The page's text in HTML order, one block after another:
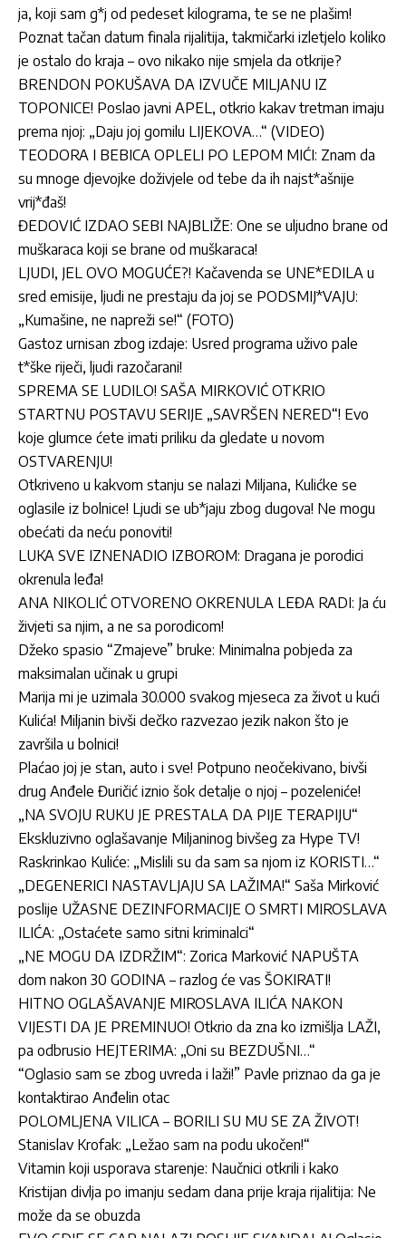
ja, koji sam g*j od pedeset kilograma, te se ne plašim!
Poznat tačan datum finala rijalitija, takmičarki izletjelo koliko
je ostalo do kraja – ovo nikako nije smjela da otkrije?
BRENDON POKUŠAVA DA IZVUČE MILJANU IZ
TOPONICE! Poslao javni APEL, otkrio kakav tretman imaju
prema njoj: „Daju joj gomilu LIJEKOVA…“ (VIDEO)
TEODORA I BEBICA OPLELI PO LEPOM MIĆI: Znam da
su mnoge djevojke doživjele od tebe da ih najst*ašnije
vrij*đaš!
ĐEDOVIĆ IZDAO SEBI NAJBLIŽE: One se uljudno brane od
muškaraca koji se brane od muškaraca!
LJUDI, JEL OVO MOGUĆE?! Kačavenda se UNE*EDILA u
sred emisije, ljudi ne prestaju da joj se PODSMIJ*VAJU:
„Kumašine, ne napreži se!“ (FOTO)
Gastoz urnisan zbog izdaje: Usred programa uživo pale
t*ške riječi, ljudi razočarani!
SPREMA SE LUDILO! SAŠA MIRKOVIĆ OTKRIO
STARTNU POSTAVU SERIJE „SAVRŠEN NERED“! Evo
koje glumce ćete imati priliku da gledate u novom
OSTVARENJU!
Otkriveno u kakvom stanju se nalazi Miljana, Kulićke se
oglasile iz bolnice! Ljudi se ub*jaju zbog dugova! Ne mogu
obećati da neću ponoviti!
LUKA SVE IZNENADIO IZBOROM: Dragana je porodici
okrenula leđa!
ANA NIKOLIĆ OTVORENO OKRENULA LEĐA RADI: Ja ću
živjeti sa njim, a ne sa porodicom!
Džeko spasio “Zmajeve” bruke: Minimalna pobjeda za
maksimalan učinak u grupi
Marija mi je uzimala 30.000 svakog mjeseca za život u kući
Kulića! Miljanin bivši dečko razvezao jezik nakon što je
završila u bolnici!
Plaćao joj je stan, auto i sve! Potpuno neočekivano, bivši
drug Anđele Đuričić iznio šok detalje o njoj – pozeleniće!
„NA SVOJU RUKU JE PRESTALA DA PIJE TERAPIJU“
Ekskluzivno oglašavanje Miljaninog bivšeg za Hype TV!
Raskrinkao Kuliće: „Mislili su da sam sa njom iz KORISTI…“
„DEGENERICI NASTAVLJAJU SA LAŽIMA!“ Saša Mirković
poslije UŽASNE DEZINFORMACIJE O SMRTI MIROSLAVA
ILIĆA: „Ostaćete samo sitni kriminalci“
„NE MOGU DA IZDRŽIM“: Zorica Marković NAPUŠTA
dom nakon 30 GODINA – razlog će vas ŠOKIRATI!
HITNO OGLAŠAVANJE MIROSLAVA ILIĆA NAKON
VIJESTI DA JE PREMINUO! Otkrio da zna ko izmišlja LAŽI,
pa odbrusio HEJTERIMA: „Oni su BEZDUŠNI…“
“Oglasio sam se zbog uvreda i laži!” Pavle priznao da ga je
kontaktirao Anđelin otac
POLOMLJENA VILICA – BORILI SU MU SE ZA ŽIVOT!
Stanislav Krofak: „Ležao sam na podu ukočen!“
Vitamin koji usporava starenje: Naučnici otkrili i kako
Kristijan divlja po imanju sedam dana prije kraja rijalitija: Ne
može da se obuzda